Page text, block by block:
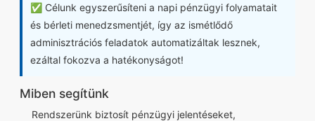
✅ Célunk egyszerűsíteni a napi pénzügyi folyamatait
és bérleti menedzsmentjét, így az ismétlődő
adminisztrációs feladatok automatizáltak lesznek,
ezáltal fokozva a hatékonyságot!
Miben segítünk
Rendszerünk biztosít pénzügyi jelentéseket,